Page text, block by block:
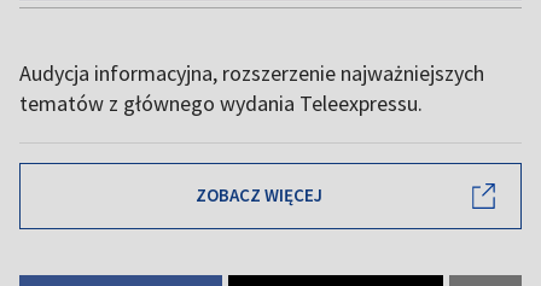
Audycja informacyjna, rozszerzenie najważniejszych
tematów z głównego wydania Teleexpressu.
ZOBACZ WIĘCEJ